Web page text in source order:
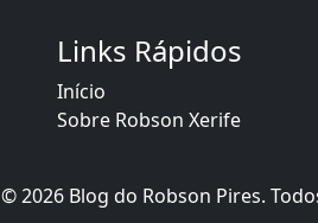
Links Rápidos
Início
Sobre Robson Xerife
© 2026 Blog do Robson Pires.